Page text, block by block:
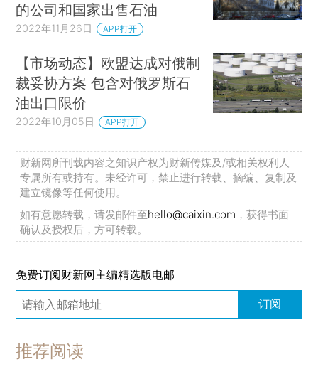
的公司和国家出售石油
2022年11月26日 APP打开
【市场动态】欧盟达成对俄制
裁妥协方案 包含对俄罗斯石
油出口限价
2022年10月05日 APP打开
财新网所刊载内容之知识产权为财新传媒及/或相关权利人
专属所有或持有。未经许可，禁止进行转载、摘编、复制及
建立镜像等任何使用。
如有意愿转载，请发邮件至hello@caixin.com ，获得书面
确认及授权后，方可转载。
免费订阅财新网主编精选版电邮
订阅
推荐阅读